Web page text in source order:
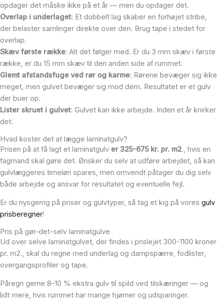
opdager det måske ikke på et år — men du opdager det.
Overlap i underlaget: Et dobbelt lag skaber en forhøjet stribe,
der belaster samlinger direkte over den. Brug tape i stedet for
overlap.
Skæv første række: Alt det følger med. Er du 3 mm skæv i første
række, er du 15 mm skæv til den anden side af rummet.
Glemt afstandsfuge ved rør og karme: Rørene bevæger sig ikke
meget, men gulvet bevæger sig mod dem. Resultatet er et gulv
der buer op.
Lister skruet i gulvet: Gulvet kan ikke arbejde. Inden et år knirker
det.
Hvad koster det at lægge laminatgulv?
Prisen på at få lagt et laminatgulv er 325-675 kr. pr. m2., hvis en
fagmand skal gøre det. Ønsker du selv at udføre arbejdet, så kan
gulvlæggeres timeløn spares, men omvendt påtager du dig selv
både arbejde og ansvar for resultatet og eventuelle fejl.
Er du nysgerrig på priser og gulvtyper, så tag et kig på vores gulv
prisberegner!
Pris på gør-det-selv laminatgulve
Ud over selve laminatgulvet, der findes i prislejet 300-1100 kroner
pr. m2., skal du regne med underlag og dampspærre, fodlister,
overgangsprofiler og tape.
Påregn gerne 8–10 % ekstra gulv til spild ved tilskæringer — og
lidt mere, hvis rummet har mange hjørner og udsparinger.